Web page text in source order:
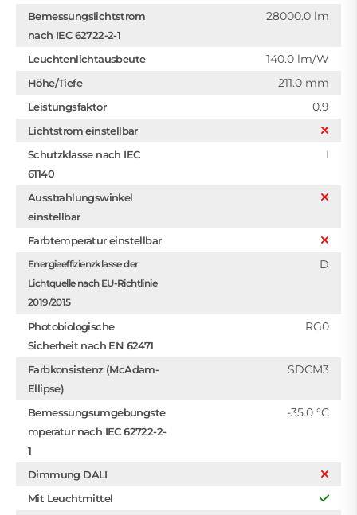
Bemessungslichtstrom
nach IEC 62722-2-1
28000.0 lm
Leuchtenlichtausbeute 140.0 lm/W
Höhe/Tiefe 211.0 mm
Leistungsfaktor 0.9
Lichtstrom einstellbar
Schutzklasse nach IEC
61140
I
Ausstrahlungswinkel
einstellbar
Farbtemperatur einstellbar
Energieeffizienzklasse der
Lichtquelle nach EU-Richtlinie
2019/2015
D
Photobiologische
Sicherheit nach EN 62471
RG0
Farbkonsistenz (McAdam-
Ellipse)
SDCM3
Bemessungsumgebungste
mperatur nach IEC 62722-2-
1
-35.0 °C
Dimmung DALI
Mit Leuchtmittel